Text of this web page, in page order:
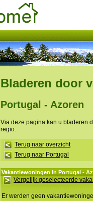
Bladeren door
Portugal - Azoren
Via deze pagina kan u bladeren
regio.
Terug naar overzicht
Terug naar Portugal
Vakantiewoningen in Portugal -
Vergelijk geselecteerde
Er werden geen